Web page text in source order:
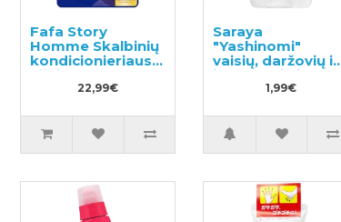
Fafa Story
Homme Skalbinių
kondicionieriaus
užpildas 840ml
22,99€
Saraya
"Yashinomi"
vaisių, daržovių ir
indų ploviklis,
pavyzdys 50ml
1,99€